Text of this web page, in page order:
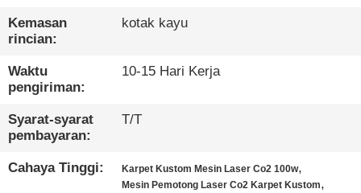
KONTROL
HUBUNGI
KAMI
Kemasan
rincian:
kotak kayu
Waktu
pengiriman:
10-15 Hari Kerja
Syarat-syarat
pembayaran:
T/T
Cahaya Tinggi: Karpet Kustom Mesin Laser Co2 100w,
Mesin Pemotong Laser Co2 Karpet Kustom,